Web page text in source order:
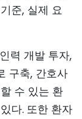
준, 실제 요
력 개발 투자,
구축, 간호사
수 있는 환
다. 또한 환자